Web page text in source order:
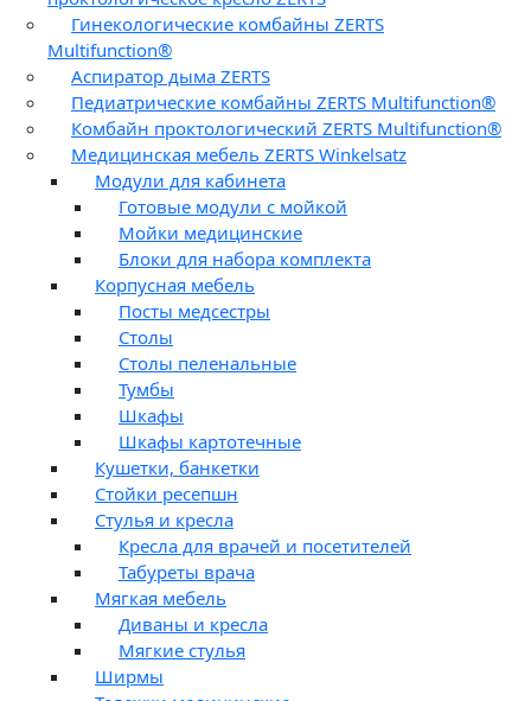
Гинекологические комбайны ZERTS
Multifunction®
Аспиратор дыма ZERTS
Педиатрические комбайны ZERTS Multifunction®
Комбайн проктологический ZERTS Multifunction®
Медицинская мебель ZERTS Winkelsatz
Модули для кабинета
Готовые модули с мойкой
Мойки медицинские
Блоки для набора комплекта
Корпусная мебель
Посты медсестры
Столы
Столы пеленальные
Тумбы
Шкафы
Шкафы картотечные
Кушетки, банкетки
Стойки ресепшн
Стулья и кресла
Кресла для врачей и посетителей
Табуреты врача
Мягкая мебель
Диваны и кресла
Мягкие стулья
Ширмы